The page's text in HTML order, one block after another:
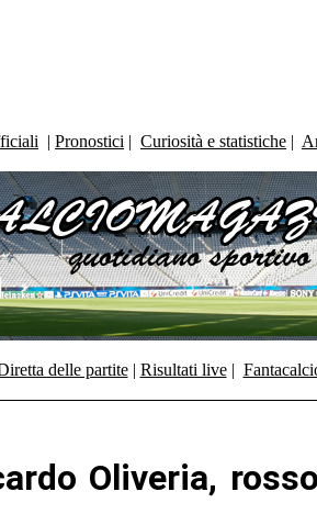
| Pronostici | Curiosità e statistiche |
delle partite| Risultati live|
Oliveria,